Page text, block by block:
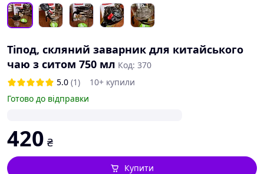
Тіпод, скляний заварник для китайського
чаю з ситом 750 мл Код: 370
5.0 (1)
10+ купили
Готово до відправки
420 ₴
Купити